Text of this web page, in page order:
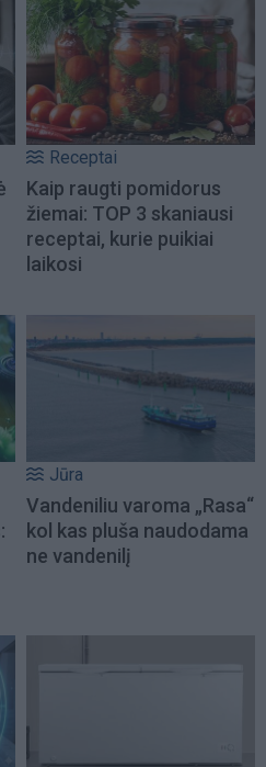
Receptai
Kaip raugti pomidorus
žiemai: TOP 3 skaniausi
receptai, kurie puikiai
laikosi
Jūra
Vandeniliu varoma „Rasa“
kol kas pluša naudodama
ne vandenilį